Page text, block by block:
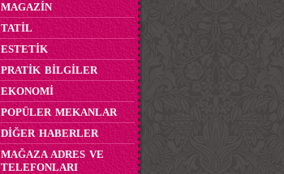
MAGAZİN
TATİL
ESTETİK
PRATİK BİLGİLER
EKONOMİ
POPÜLER MEKANLAR
DİĞER HABERLER
MAĞAZA ADRES VE
TELEFONLARI